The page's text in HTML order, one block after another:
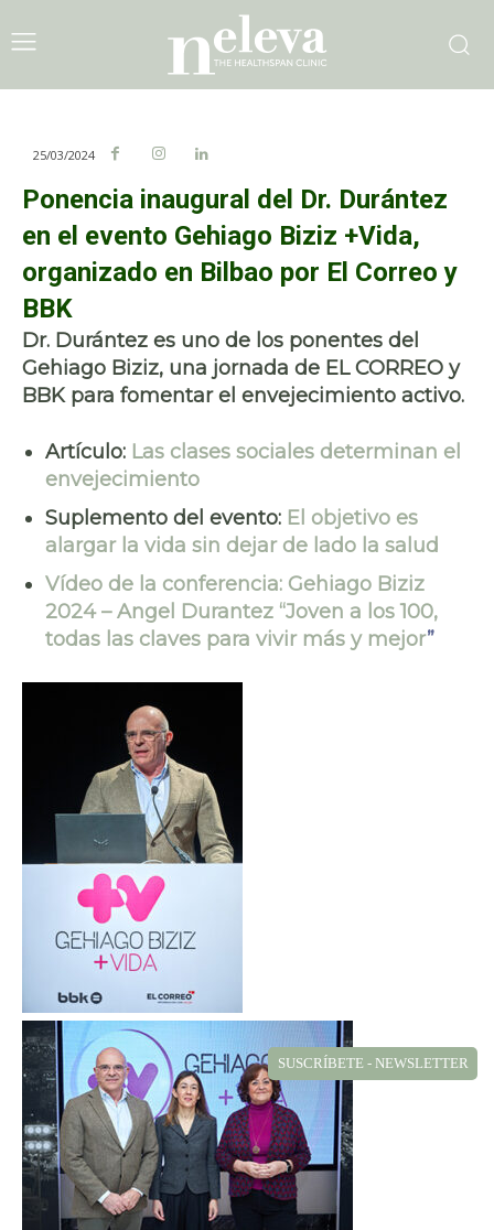
25/03/2024
Ponencia inaugural del Dr. Durántez
en el evento Gehiago Biziz +Vida,
organizado en Bilbao por El Correo y
BBK
Dr. Durántez es uno de los ponentes del
Gehiago Biziz, una jornada de EL CORREO y
BBK para fomentar el envejecimiento activo.
Artículo: Las clases sociales determinan el
envejecimiento
Suplemento del evento: El objetivo es
alargar la vida sin dejar de lado la salud
Vídeo de la conferencia: Gehiago Biziz
2024 – Angel Durantez “Joven a los 100,
todas las claves para vivir más y mejor”
SUSCRÍBETE - NEWSLETTER